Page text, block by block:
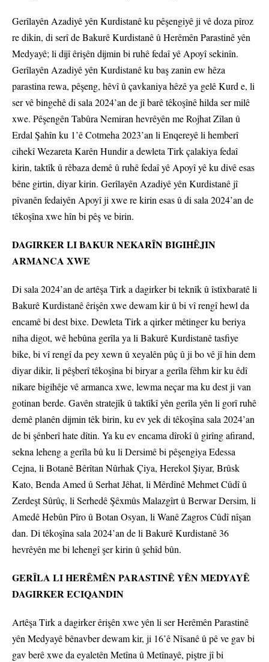
Gerîlayên Azadiyê yên Kurdistanê ku pêşengiyê ji vê doza pîroz
re dikin, di serî de Bakurê Kurdistanê û Herêmên Parastinê yên
Medyayê; li dijî êrişên dijmin bi ruhê fedaî yê Apoyî sekinîn.
Gerîlayên Azadiyê yên Kurdistanê ku baş zanin ew hêza
parastina rewa, pêşeng, hêvî û çavkaniya hêzê ya gelê Kurd e, li
ser vê bingehê di sala 2024’an de jî barê têkoşînê hilda ser milê
xwe. Pêşengên Tabûra Nemiran hevrêyên me Rojhat Zîlan û
Erdal Şahîn ku 1’ê Cotmeha 2023’an li Enqereyê li hemberî
cihekî Wezareta Karên Hundir a dewleta Tirk çalakiya fedaî
kirin, taktîk û rêbaza demê û ruhê fedaî yê Apoyî yê ku divê esas
bêne girtin, diyar kirin. Gerîlayên Azadiyê yên Kurdistanê jî
pîvanên fedaiyên Apoyî ji xwe re kirin esas û di sala 2024’an de
têkoşîna xwe hîn bi pêş ve birin.
DAGIRKER LI BAKUR NEKARÎN BIGIHÊJIN
ARMANCA XWE
Di sala 2024’an de artêşa Tirk a dagirker bi teknîk û îstîxbaratê li
Bakurê Kurdistanê êrişên xwe dewam kir û bi vî rengî hewl da
encamê bi dest bixe. Dewleta Tirk a qirker mêtinger ku beriya
niha digot, wê hebûna gerîla ya li Bakurê Kurdistanê tasfiye
bike, bi vî rengî da pey xewn û xeyalên pûç û ji bo vê jî hin dem
diyar dikir, li pêşberî têkoşîna bi biryar a gerîla fêhm kir ku êdî
nikare bigihêje vê armanca xwe, lewma neçar ma ku dest ji van
gotinan berde. Gavên stratejîk û taktîkî yên gerîla yên li gorî ruhê
demê planên dijmin têk birin, ku ev yek di têkoşîna sala 2024’an
de bi şênberî hate dîtin. Ya ku ev encama dîrokî û girîng afirand,
sekna leheng a gerîla bû ku li Dersimê bi pêşengiya Edessa
Cejna, li Botanê Bêrîtan Nûrhak Çiya, Herekol Şiyar, Brûsk
Kato, Benda Amed û Serhat Jêhat, li Mêrdînê Mehmet Cûdî û
Zerdeşt Sûrûç, li Serhedê Şêxmûs Malazgîrt û Berwar Dersim, li
Amedê Hebûn Pîro û Botan Osyan, li Wanê Zagros Cûdî nîşan
dan. Di têkoşîna sala 2024’an de li Bakurê Kurdistanê 36
hevrêyên me bi lehengî şer kirin û şehîd bûn.
GERÎLA LI HERÊMÊN PARASTINÊ YÊN MEDYAYÊ
DAGIRKER ECIQANDIN
Artêşa Tirk a dagirker êrişên xwe yên li ser Herêmên Parastinê
yên Medyayê bênavber dewam kir, ji 16’ê Nîsanê û pê ve gav bi
gav berê xwe da eyaletên Metîna û Metînayê, piştre jî bi